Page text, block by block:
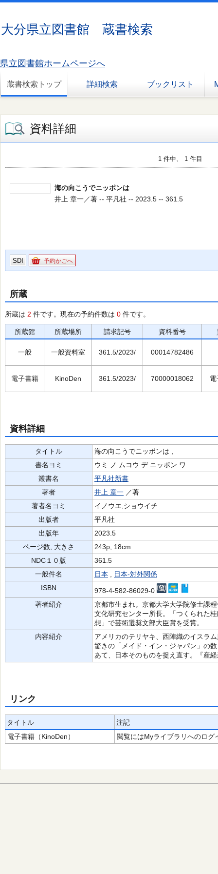
大分県立図書館 蔵書検索
県立図書館ホームページへ
蔵書検索トップ 詳細検索 ブックリスト
資料詳細
1 件中、 1 件目
海の向こうでニッポンは
井上 章一／著 -- 平凡社 -- 2023.5 -- 361.5
SDI 予約かごへ
所蔵
所蔵は 2 件です。現在の予約件数は 0 件です。
所蔵館 所蔵場所 請求記号 資料番号
一般 一般資料室 361.5/2023/ 00014782486
電子書籍 KinoDen 361.5/2023/ 70000018062
資料詳細
タイトル
海の向こうでニッポンは ,
書名ヨミ
ウミ ノ ムコウ デ ニッポン ワ
叢書名
平凡社新書
著者
井上 章一 ／著
著者名ヨミ
イノウエ,ショウイチ
出版者
平凡社
出版年
2023.5
ページ数, 大きさ
243p, 18cm
NDC１０版
361.5
一般件名
日本
日本-対外関係
ISBN
978-4-582-86029-0
著者紹介
京都市生まれ。京都大学大学院修士課
文化研究センター所長。「つくられた
想」で芸術選奨文部大臣賞を受賞。
内容紹介
アメリカのテリヤキ、西陣織のイスラ
驚きの「メイド・イン・ジャパン」の
あて、日本そのものを捉え直す。『産
リンク
タイトル
注記
電子書籍（KinoDen）
閲覧にはMyライブラリへのログ